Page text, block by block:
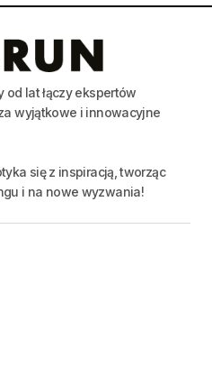
od lat łączy ekspertów
wyjątkowe i innowacyjne
się z inspiracją, tworząc
i na nowe wyzwania!